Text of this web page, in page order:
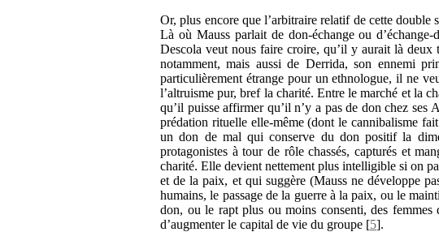
Or, plus encore que l’arbitraire relatif de cette
Là où Mauss parlait de don-échange ou
Descola veut nous faire croire, qu’il y aurait là deux
notamment, mais aussi de Derrida, son ennemi
particulièrement étrange pour un ethnologue, il ne
l’altruisme pur, bref la charité. Entre le marché et la
qu’il puisse affirmer qu’il n’y a pas de don chez ses
prédation rituelle elle-même (dont le cannibalisme
un don de mal qui conserve du don positif la
protagonistes à tour de rôle chassés, capturés et
charité. Elle devient nettement plus intelligible si on
et de la paix, et qui suggère (Mauss ne développe
humains, le passage de la guerre à la paix, ou le
don, ou le rapt plus ou moins consenti, des
d’augmenter le capital de vie du groupe [5].